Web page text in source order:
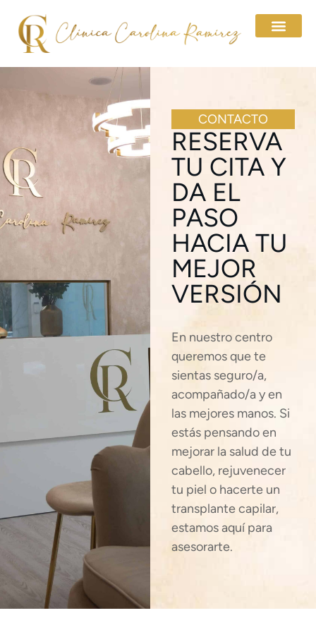
CONTACTO
RESERVA
TU CITA Y
DA EL
PASO
HACIA TU
MEJOR
VERSIÓN
En nuestro centro
queremos que te
sientas seguro/a,
acompañado/a y en
las mejores manos. Si
estás pensando en
mejorar la salud de tu
cabello, rejuvenecer
tu piel o hacerte un
transplante capilar,
estamos aquí para
asesorarte.